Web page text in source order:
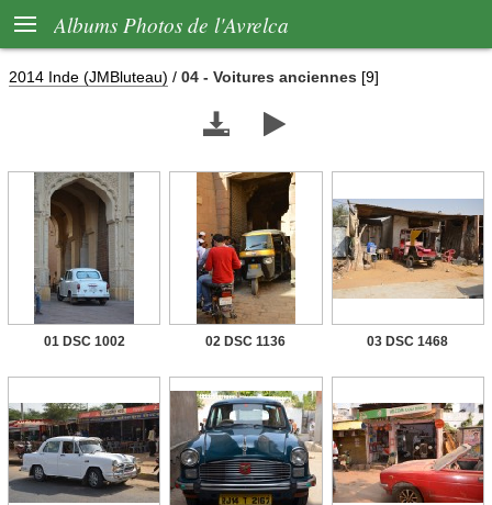
 Albums Photos de l'Avrelca
2014 Inde (JMBluteau) / 04 - Voitures anciennes [9]
 
01 DSC 1002 02 DSC 1136 03 DSC 1468